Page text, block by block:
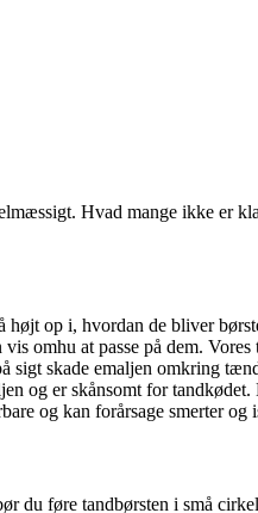
Hvad mange ikke er
op i, hvordan de bliver
at passe på dem.
skade emaljen omkring
og er skånsomt for
og kan forårsage smerter og
du føre tandbørsten i små